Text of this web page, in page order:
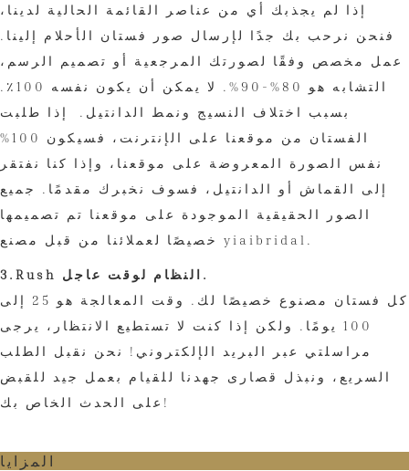
إذا لم يجذبك أي من عناصر القائمة الحالية لدينا،
فنحن نرحب بك جدًا لإرسال صور فستان الأحلام إلينا.
عمل مخصص وفقًا لصورتك المرجعية أو تصميم الرسم،
التشابه هو 80%-90%. لا يمكن أن يكون نفسه 100٪.
بسبب اختلاف النسيج ونمط الدانتيل. إذا طلبت
الفستان من موقعنا على الإنترنت، فسيكون 100%
نفس الصورة المعروضة على موقعنا، وإذا كنا نفتقر
إلى القماش أو الدانتيل، فسوف نخبرك مقدمًا. جميع
الصور الحقيقية الموجودة على موقعنا تم تصميمها
خصيصًا لعملائنا من قبل مصنع yiaibridal.
3.Rush النظام لوقت عاجل.
كل فستان مصنوع خصيصًا لك. وقت المعالجة هو 25 إلى
100 يومًا. ولكن إذا كنت لا تستطيع الانتظار، يرجى
مراسلتي عبر البريد الإلكتروني! نحن نقبل الطلب
السريع، ونبذل قصارى جهدنا للقيام بعمل جيد للقبض
على الحدث الخاص بك!
المزايا